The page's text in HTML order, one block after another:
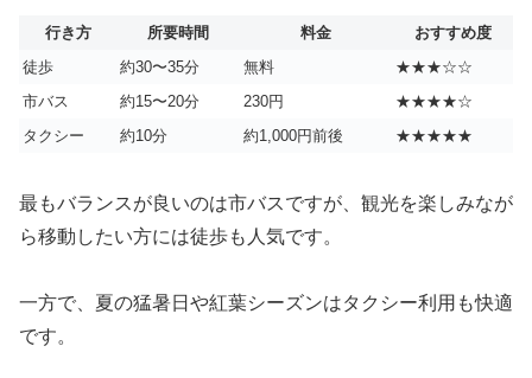
行き方 所要時間 料金
おすすめ度
徒歩
約30〜35分 無料
★★★☆☆
市バス
約15〜20分 230円
★★★★☆
タクシー
約10分 約1,000円前後 ★★★★★
最もバランスが良いのは市バスですが、観光を楽しみなが
ら移動したい方には徒歩も人気です。
一方で、夏の猛暑日や紅葉シーズンはタクシー利用も快適
です。